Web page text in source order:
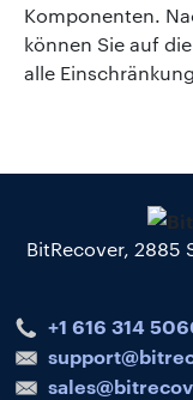
Komponenten.
können Sie auf
alle
BitRecover, 2885
+1 616 314